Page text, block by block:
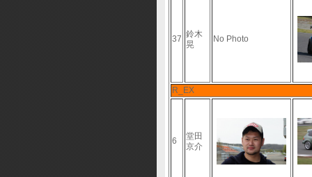
37 鈴木
晃
No Photo
R_EX
6
堂田
京介